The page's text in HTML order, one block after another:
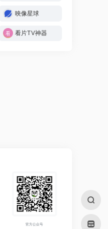
映像星球
看片TV神器
官方公众号